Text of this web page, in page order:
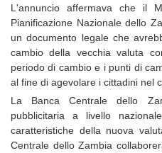
L'annuncio affermava che il
Pianificazione Nazionale dello
un documento legale che
cambio della vecchia valuta
periodo di cambio e i punti di
al fine di agevolare i cittadini nel
La Banca Centrale dello
pubblicitaria a livello
caratteristiche della nuova
Centrale dello Zambia